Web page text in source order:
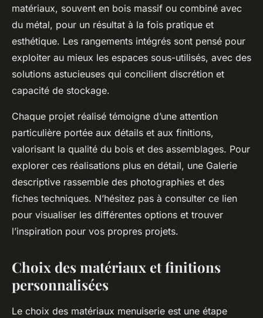
matériaux, souvent en bois massif ou combiné avec
du métal, pour un résultat à la fois pratique et
esthétique. Les rangements intégrés sont pensé pour
exploiter au mieux les espaces sous-utilisés, avec des
solutions astucieuses qui concilient discrétion et
capacité de stockage.
Chaque projet réalisé témoigne d’une attention
particulière portée aux détails et aux finitions,
valorisant la qualité du bois et des assemblages. Pour
explorer ces réalisations plus en détail, une Galerie
descriptive rassemble des photographies et des
fiches techniques. N’hésitez pas à consulter ce lien
pour visualiser les différentes options et trouver
l’inspiration pour vos propres projets.
Choix des matériaux et finitions
personnalisées
Le choix des matériaux menuiserie est une étape